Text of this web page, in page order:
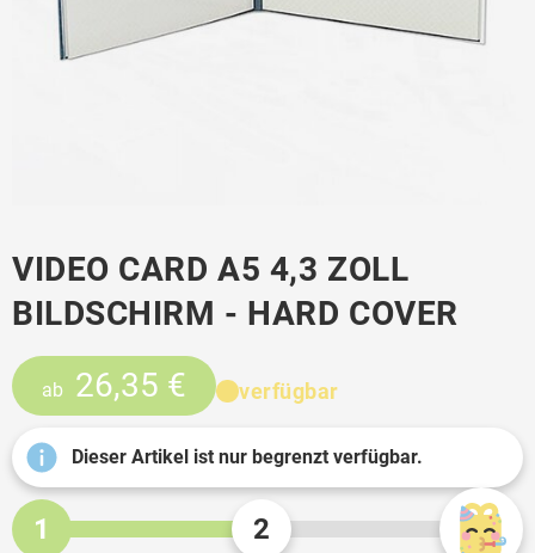
VIDEO CARD A5 4,3 ZOLL
BILDSCHIRM - HARD COVER
ab 26,35 € verfügbar
Dieser Artikel ist nur begrenzt verfügbar.
1 2